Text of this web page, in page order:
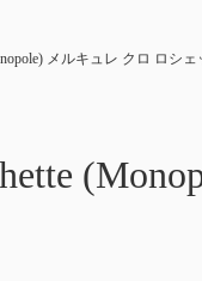
メルキュレ クロ ロシェ